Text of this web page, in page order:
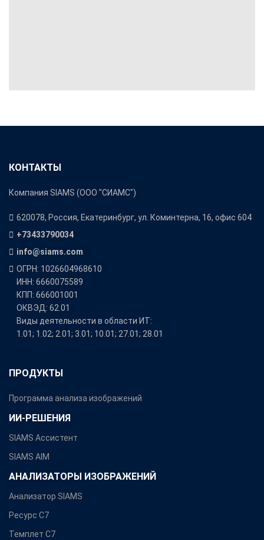
КОНТАКТЫ
Компания SIAMS (ООО "СИАМС")
620078, Россия, Екатеринбург, ул. Коминтерна, 16, офис 604
+73433790034
info@siams.com
ОГРН: 1026604968610
ИНН: 6660075589
КПП: 666001001
ОКВЭД: 62.01
Виды деятельности в области ИТ:
1.01; 1.02; 2.01; 3.01; 10.01; 27.01; 28.01
ПРОДУКТЫ
Программа анализа изображений
ИИ-РЕШЕНИЯ
SIAMS Ассистент
SIAMS AIM
АНАЛИЗАТОРЫ ИЗОБРАЖЕНИЙ
Анализатор SIAMS
Ресурс С7
Темплет С7